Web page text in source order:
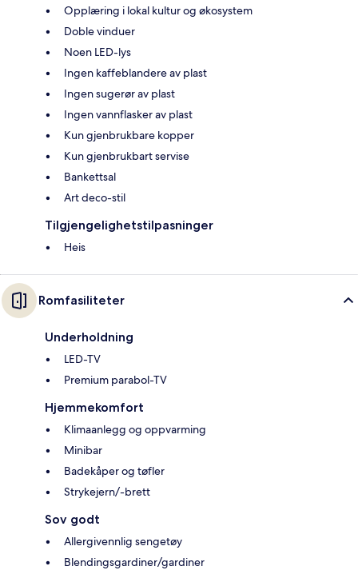
Opplæring i lokal kultur og økosystem
Doble vinduer
Noen LED-lys
Ingen kaffeblandere av plast
Ingen sugerør av plast
Ingen vannflasker av plast
Kun gjenbrukbare kopper
Kun gjenbrukbart servise
Bankettsal
Art deco-stil
Tilgjengelighetstilpasninger
Heis
Romfasiliteter
Underholdning
LED-TV
Premium parabol-TV
Hjemmekomfort
Klimaanlegg og oppvarming
Minibar
Badekåper og tøfler
Strykejern/-brett
Sov godt
Allergivennlig sengetøy
Blendingsgardiner/gardiner